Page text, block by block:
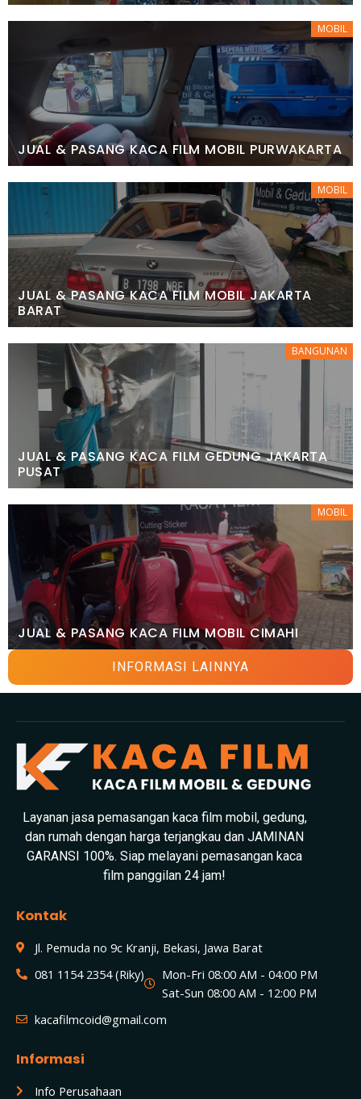
MOBIL
JUAL & PASANG KACA FILM MOBIL PURWAKARTA
MOBIL
JUAL & PASANG KACA FILM MOBIL JAKARTA
BARAT
BANGUNAN
JUAL & PASANG KACA FILM GEDUNG JAKARTA
PUSAT
MOBIL
JUAL & PASANG KACA FILM MOBIL CIMAHI
INFORMASI LAINNYA
Layanan jasa pemasangan kaca film mobil, gedung,
dan rumah dengan harga terjangkau dan JAMINAN
GARANSI 100%. Siap melayani pemasangan kaca
film panggilan 24 jam!
Kontak
Jl. Pemuda no 9c Kranji, Bekasi, Jawa Barat
081 1154 2354 (Riky)
Mon-Fri 08:00 AM - 04:00 PM
Sat-Sun 08:00 AM - 12:00 PM
kacafilmcoid@gmail.com
Informasi
Info Perusahaan